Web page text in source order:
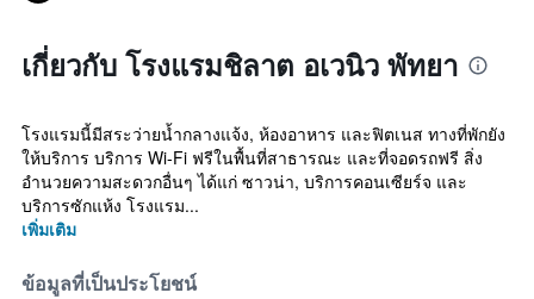
เกี่ยวกับ โรงแรมชิลาต อเวนิว พัทยา
โรงแรมนี้มีสระว่ายน้ำกลางแจ้ง, ห้องอาหาร และฟิตเนส ทางที่พักยัง
ให้บริการ บริการ Wi-Fi ฟรีในพื้นที่สาธารณะ และที่จอดรถฟรี สิ่ง
อำนวยความสะดวกอื่นๆ ได้แก่ ซาวน่า, บริการคอนเซียร์จ และ
บริการซักแห้ง โรงแรม...
เพิ่มเติม
ข้อมูลที่เป็นประโยชน์